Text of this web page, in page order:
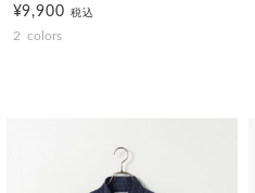
¥9,900税込
2 colors